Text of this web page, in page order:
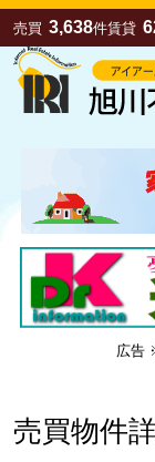
売買 3,638件賃貸
広告
売買物件